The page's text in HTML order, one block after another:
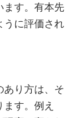
ます。有本先
うに評価され
あり方は、そ
す。例え